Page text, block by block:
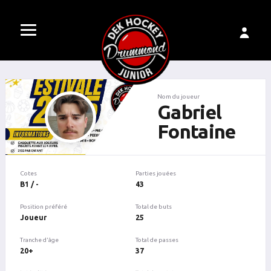
Nom du joueur
Gabriel
Fontaine
Cotes
B1 / -
Position préféré
Joueur
Tranche d'âge
20+
Parties jouées
43
Total de buts
25
Total de passes
37